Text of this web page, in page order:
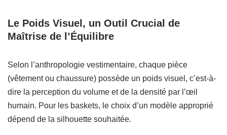
Le Poids Visuel, un Outil Crucial de
Maîtrise de l’Équilibre
Selon l’anthropologie vestimentaire, chaque pièce
(vêtement ou chaussure) possède un poids visuel, c’est-à-
dire la perception du volume et de la densité par l’œil
humain. Pour les baskets, le choix d’un modèle approprié
dépend de la silhouette souhaitée.